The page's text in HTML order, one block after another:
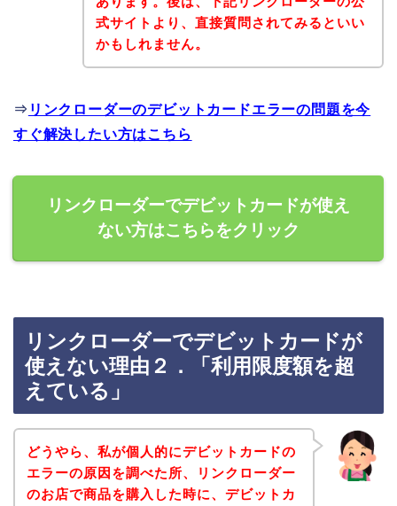
式サイトより、直接質問されてみるといい
かもしれません。
⇒ リンクローダーのデビットカードエラーの問題を今
すぐ解決したい方はこちら
リンクローダーでデビットカードが使え
ない方はこちらをクリック
リンクローダーでデビットカードが
使えない理由２．「利用限度額を超
えている」
どうやら、私が個人的にデビットカードの
エラーの原因を調べた所、リンクローダー
のお店で商品を購入した時に、デビットカ